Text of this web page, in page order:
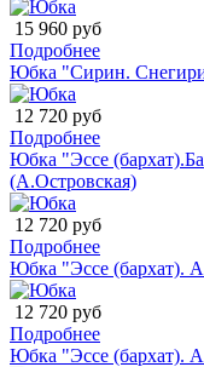
15 960 руб
Подробнее
Юбка "Сирин.
12 720 руб
Подробнее
Юбка "Эссе
(А.Островская)
12 720 руб
Подробнее
Юбка "Эссе (бархат).
12 720 руб
Подробнее
Юбка "Эссе (бархат).